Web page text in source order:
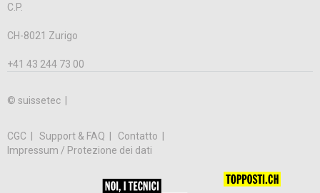
C.P.
CH-8021 Zurigo
+41 43 244 73 00
© suissetec |
CGC Support & FAQ
Contatto
Impressum / Protezione dei dati